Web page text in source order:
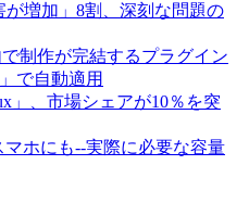
増加」8割、深刻な問題の
制作が完結するプラグイン
で自動適用
」、市場シェアが10％を突
マホにも--実際に必要な容量